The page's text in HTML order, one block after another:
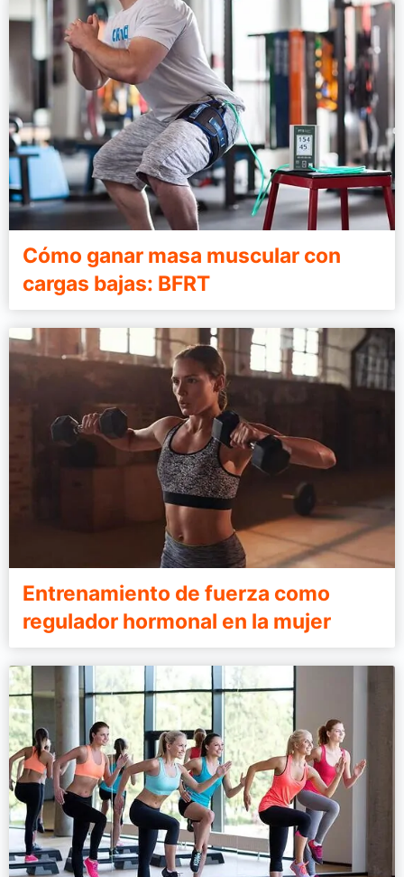
Cómo ganar masa muscular con
cargas bajas: BFRT
Entrenamiento de fuerza como
regulador hormonal en la mujer